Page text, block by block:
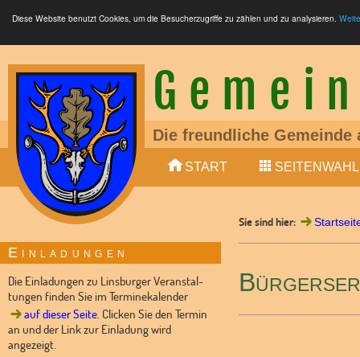
Diese Website benutzt Cookies, um die Besucherzugriffe zu zählen und zu analysieren.
Die freundliche
Ein liebens- und
Mitglied der
LTE (4G, 5G), Glasfaser
Bundesstraße 6 (4-
10 min (Auto) von
Dorfladen und
START SEITENWAHL
Einladungen
Die Einladungen zu Linsburger Veranstal-
tungen finden Sie im Terminekalender
auf dieser Seite . Clicken Sie den Termin
an und der Link zur Einladung wird
angezeigt.
Sie sind hier: